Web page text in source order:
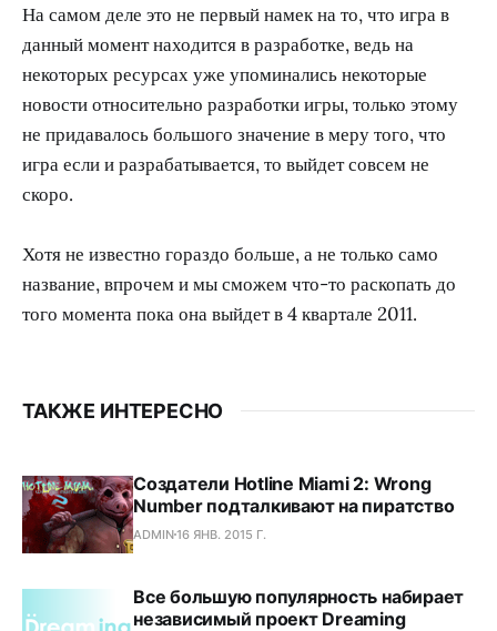
На самом деле это не первый намек на то, что игра в
данный момент находится в разработке, ведь на
некоторых ресурсах уже упоминались некоторые
новости относительно разработки игры, только этому
не придавалось большого значение в меру того, что
игра если и разрабатывается, то выйдет совсем не
скоро.
Хотя не известно гораздо больше, а не только само
название, впрочем и мы сможем что-то раскопать до
того момента пока она выйдет в 4 квартале 2011.
ТАКЖЕ ИНТЕРЕСНО
Создатели Hotline Miami 2: Wrong
Number подталкивают на пиратство
ADMIN16 ЯНВ. 2015 Г.
Все большую популярность набирает
независимый проект Dreaming